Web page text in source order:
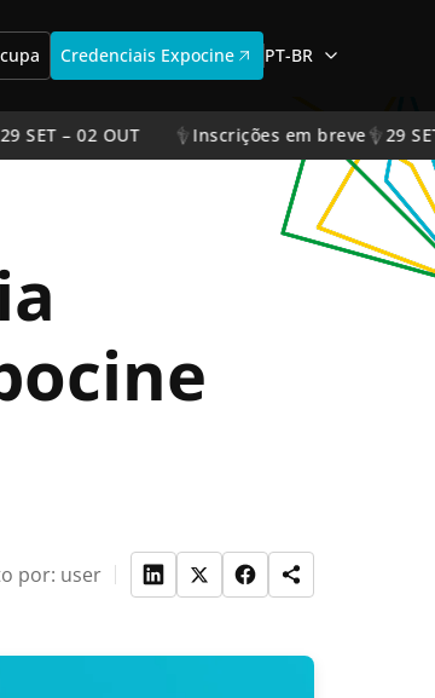
Credenciais Expocine PT-BR
SET – 02 OUT Inscrições em breve 29 SET
por: user